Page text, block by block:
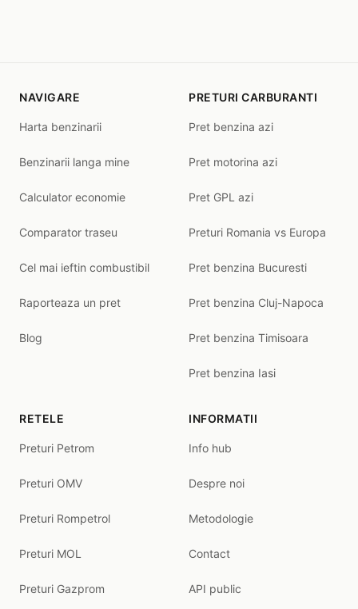
NAVIGARE
Harta benzinarii
Benzinarii langa mine
Calculator economie
Comparator traseu
Cel mai ieftin combustibil
Raporteaza un pret
Blog
PRETURI CARBURANTI
Pret benzina azi
Pret motorina azi
Pret GPL azi
Preturi Romania vs Europa
Pret benzina Bucuresti
Pret benzina Cluj-Napoca
Pret benzina Timisoara
Pret benzina Iasi
RETELE
Preturi Petrom
Preturi OMV
Preturi Rompetrol
Preturi MOL
Preturi Gazprom
INFORMATII
Info hub
Despre noi
Metodologie
Contact
API public